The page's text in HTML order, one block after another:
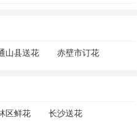
山县送花 赤壁市订花
区鲜花 长沙送花